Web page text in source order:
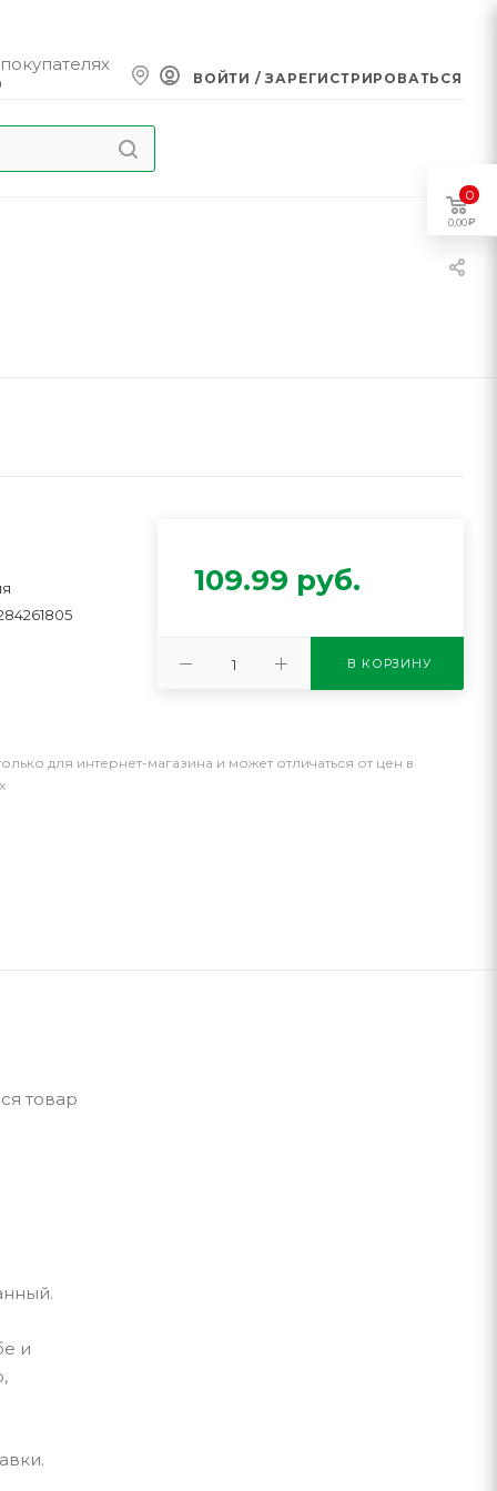
ВОЙТИ / ЗАРЕГИСТРИРОВАТЬСЯ
109.99 руб.
В КОРЗИНУ
для интернет-магазина и может отличаться от цен в
товар
и
0
0,00